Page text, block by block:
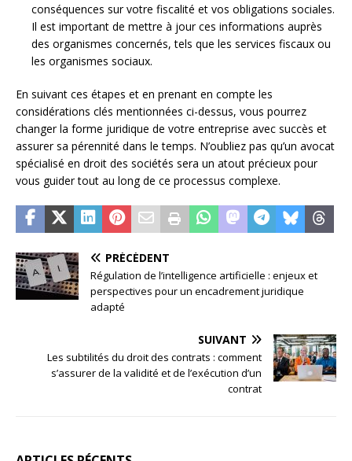
conséquences sur votre fiscalité et vos obligations sociales.
Il est important de mettre à jour ces informations auprès
des organismes concernés, tels que les services fiscaux ou
les organismes sociaux.
En suivant ces étapes et en prenant en compte les
considérations clés mentionnées ci-dessus, vous pourrez
changer la forme juridique de votre entreprise avec succès et
assurer sa pérennité dans le temps. N’oubliez pas qu’un avocat
spécialisé en droit des sociétés sera un atout précieux pour
vous guider tout au long de ce processus complexe.
PRÉCÉDENT
Régulation de l’intelligence artificielle : enjeux et
perspectives pour un encadrement juridique
adapté
SUIVANT
Les subtilités du droit des contrats : comment
s’assurer de la validité et de l’exécution d’un
contrat